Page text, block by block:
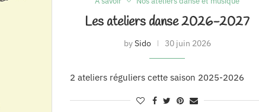
Les ateliers danse 2026-2027
bySido 30 juin 2026
2 ateliers réguliers cette saison 2025-2026